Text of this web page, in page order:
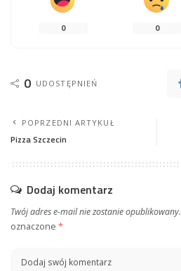
0 0
0 UDOSTĘPNIEŃ
POPRZEDNI ARTYKUŁ
Pizza Szczecin
Dodaj komentarz
Twój adres e-mail nie zostanie opublikowany.
oznaczone *